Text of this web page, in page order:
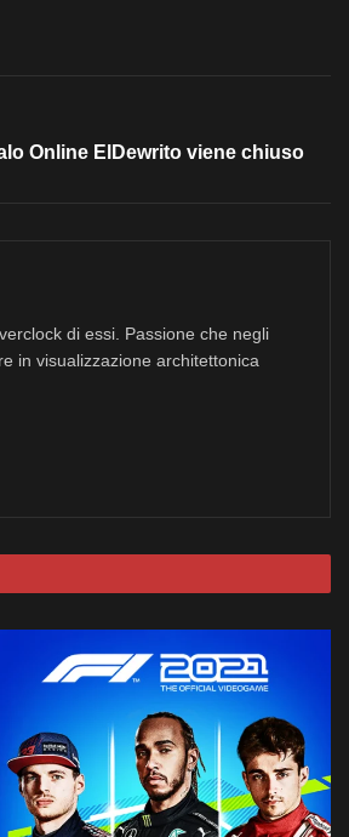
Online ElDewrito viene chiuso
di essi. Passione che negli
in visualizzazione architettonica